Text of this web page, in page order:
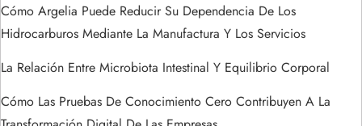
e
n
t
Cómo Argelia Puede Reducir Su Dependencia De Los
Hidrocarburos Mediante La Manufactura Y Los Servicios
La Relación Entre Microbiota Intestinal Y Equilibrio Corporal
Cómo Las Pruebas De Conocimiento Cero Contribuyen A La